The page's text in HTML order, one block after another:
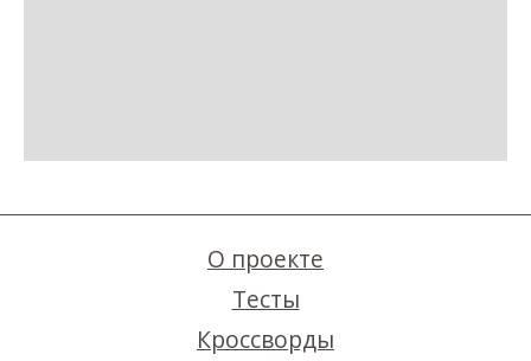
О проекте
Тесты
Кроссворды